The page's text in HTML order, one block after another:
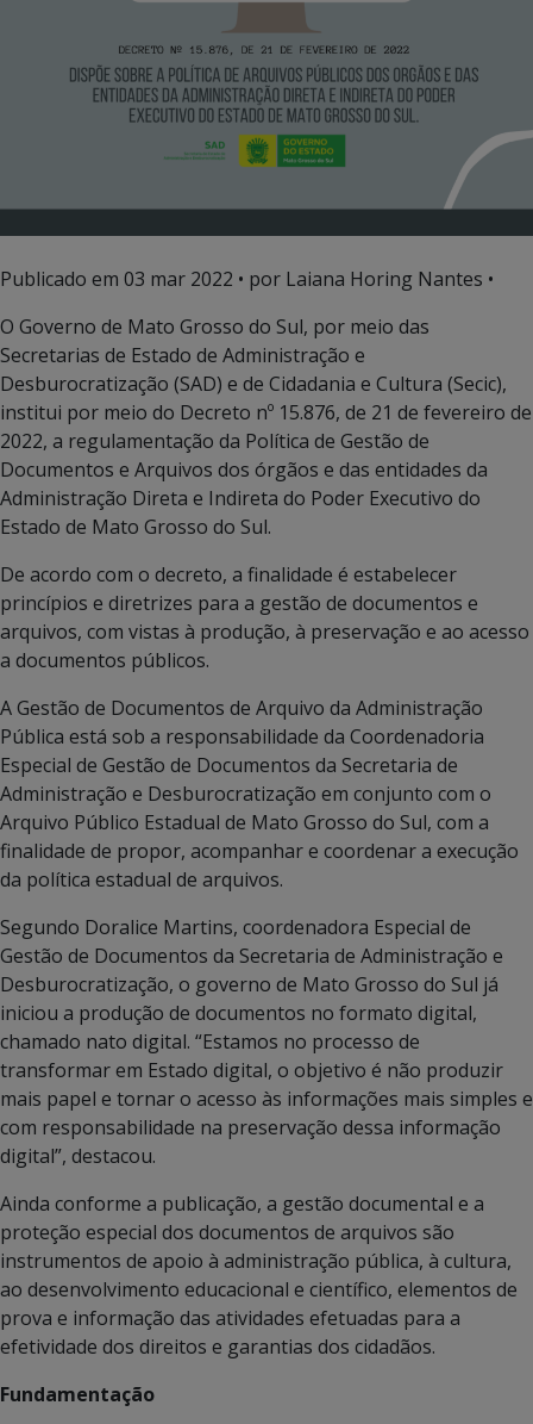
Publicado em 03 mar 2022 • por Laiana Horing Nantes •
O Governo de Mato Grosso do Sul, por meio das
Secretarias de Estado de Administração e
Desburocratização (SAD) e de Cidadania e Cultura (Secic),
institui por meio do Decreto nº 15.876, de 21 de fevereiro de
2022, a regulamentação da Política de Gestão de
Documentos e Arquivos dos órgãos e das entidades da
Administração Direta e Indireta do Poder Executivo do
Estado de Mato Grosso do Sul.
De acordo com o decreto, a finalidade é estabelecer
princípios e diretrizes para a gestão de documentos e
arquivos, com vistas à produção, à preservação e ao acesso
a documentos públicos.
A Gestão de Documentos de Arquivo da Administração
Pública está sob a responsabilidade da Coordenadoria
Especial de Gestão de Documentos da Secretaria de
Administração e Desburocratização em conjunto com o
Arquivo Público Estadual de Mato Grosso do Sul, com a
finalidade de propor, acompanhar e coordenar a execução
da política estadual de arquivos.
Segundo Doralice Martins, coordenadora Especial de
Gestão de Documentos da Secretaria de Administração e
Desburocratização, o governo de Mato Grosso do Sul já
iniciou a produção de documentos no formato digital,
chamado nato digital. “Estamos no processo de
transformar em Estado digital, o objetivo é não produzir
mais papel e tornar o acesso às informações mais simples e
com responsabilidade na preservação dessa informação
digital”, destacou.
Ainda conforme a publicação, a gestão documental e a
proteção especial dos documentos de arquivos são
instrumentos de apoio à administração pública, à cultura,
ao desenvolvimento educacional e científico, elementos de
prova e informação das atividades efetuadas para a
efetividade dos direitos e garantias dos cidadãos.
Fundamentação